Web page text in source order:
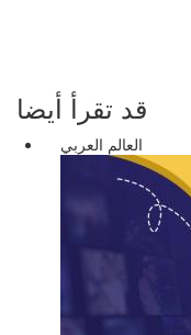
قد تقرأ أيضا
العالم العربي